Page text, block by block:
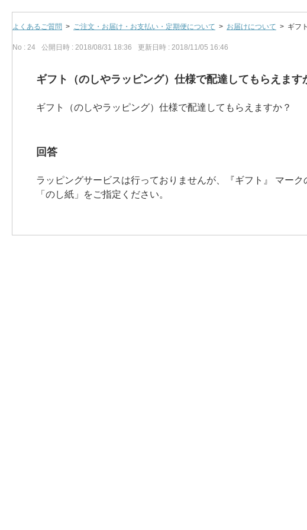
よくあるご質問 > ご注文・お届け・お支払い・定期便について > お届けについて > ギフ
No : 24 公開日時 : 2018/08/31 18:36 更新日時 : 2018/11/05 16:46
ギフト（のしやラッピング）仕様で配達してもらえます
ギフト（のしやラッピング）仕様で配達してもらえますか？
回答
ラッピングサービスは行っておりませんが、『ギフト』 マー
「のし紙」をご指定ください。